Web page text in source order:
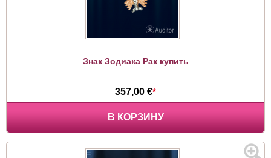
Знак Зодиака Рак купить
357,00 €*
В КОРЗИНУ